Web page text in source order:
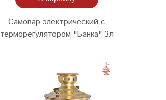
Самовар электрический с
терморегулятором "Банка" 3л